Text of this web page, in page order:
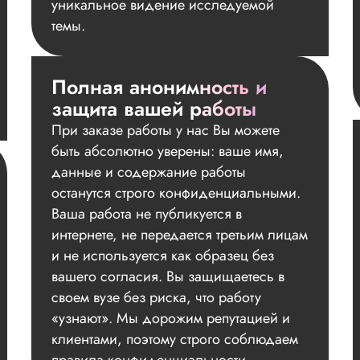
уникальное видение исследуемой
темы.
Полная анонимность и
защита вашей работы
При заказе работы у нас Вы можете
быть абсолютно уверены: ваше имя,
данные и содержание работы
останутся строго конфиденциальными.
Ваша работа не публикуется в
интернете, не передается третьим лицам
и не используется как образец без
вашего согласия. Вы защищаетесь в
своем вузе без риска, что работу
«узнают». Мы дорожим репутацией и
клиентами, поэтому строго соблюдаем